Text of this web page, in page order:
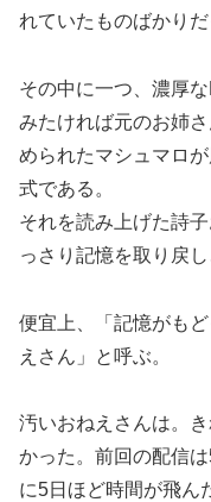
れていたものばかりだ
その中に一つ、濃厚
みたければ元のお姉
められたマシュマロ
式である。
それを読み上げた詩
っさり記憶を取り戻
便宜上、「記憶がも
えさん」と呼ぶ。
汚いおねえさんは。
かった。前回の配信
に5日ほど時間が飛ん